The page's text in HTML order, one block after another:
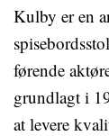
Kulby er en
førende
grundlagt i
at levere